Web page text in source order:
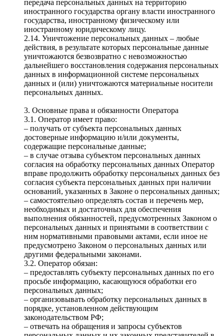
передача персональных данных на территорию
иностранного государства органу власти иностранного
государства, иностранному физическому или
иностранному юридическому лицу.
2.14. Уничтожение персональных данных – любые
действия, в результате которых персональные данные
уничтожаются безвозвратно с невозможностью
дальнейшего восстановления содержания персональных
данных в информационной системе персональных
данных и (или) уничтожаются материальные носители
персональных данных.
3. Основные права и обязанности Оператора
3.1. Оператор имеет право:
– получать от субъекта персональных данных
достоверные информацию и/или документы,
содержащие персональные данные;
– в случае отзыва субъектом персональных данных
согласия на обработку персональных данных Оператор
вправе продолжить обработку персональных данных без
согласия субъекта персональных данных при наличии
оснований, указанных в Законе о персональных данных;
– самостоятельно определять состав и перечень мер,
необходимых и достаточных для обеспечения
выполнения обязанностей, предусмотренных Законом о
персональных данных и принятыми в соответствии с
ним нормативными правовыми актами, если иное не
предусмотрено Законом о персональных данных или
другими федеральными законами.
3.2. Оператор обязан:
– предоставлять субъекту персональных данных по его
просьбе информацию, касающуюся обработки его
персональных данных;
– организовывать обработку персональных данных в
порядке, установленном действующим
законодательством РФ;
– отвечать на обращения и запросы субъектов